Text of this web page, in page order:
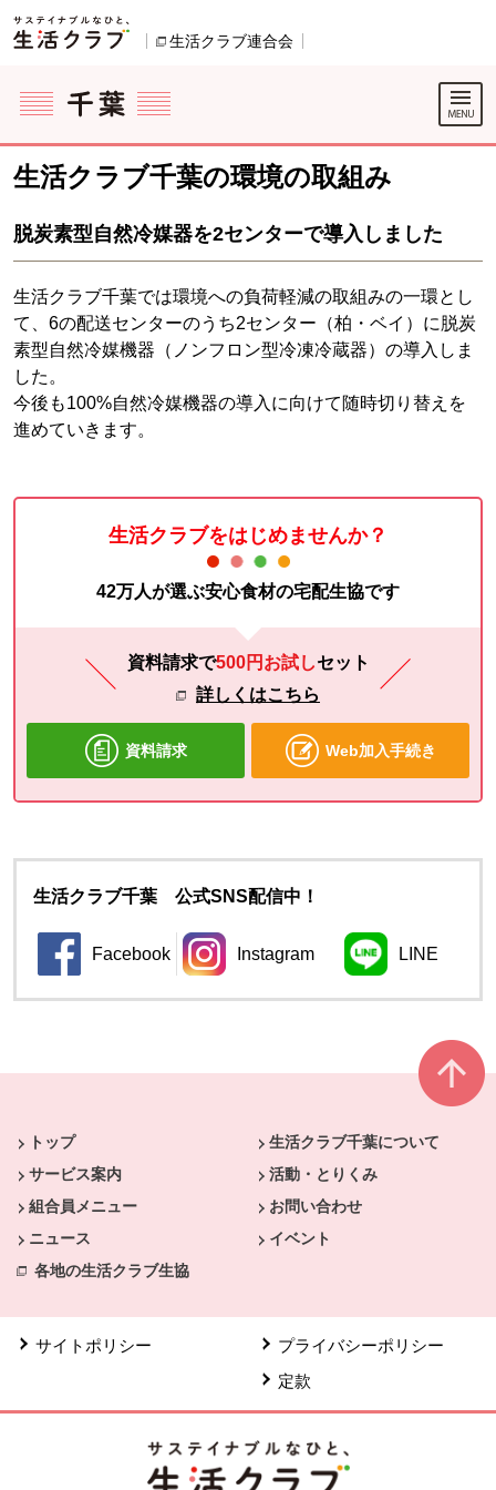
ページの先頭です。
生活クラブ連合会
ここからサイト内共通メニューです。
サイト内共通メニューをスキップする
サイト内共通メニューここまで。
生活クラブ千葉の環境の取組み
脱炭素型自然冷媒器を2センターで導入しました
生活クラブ千葉では環境への負荷軽減の取組みの一環とし
て、6の配送センターのうち2センター（柏・ベイ）に脱炭
素型自然冷媒機器（ノンフロン型冷凍冷蔵器）の導入しま
した。
今後も100%自然冷媒機器の導入に向けて随時切り替えを
進めていきます。
生活クラブをはじめませんか？
42万人が選ぶ安心食材の宅配生協です
資料請求で500円お試しセット
詳しくはこちら
資料請求 Web加入手続き
生活クラブ千葉 公式SNS配信中！
Facebook
別のウィンドウで開きます。
Instagram
別のウィンドウで開きます。
LINE
別のウィン
トップ
生活クラブ千葉について
サービス案内
活動・とりくみ
組合員メニュー
お問い合わせ
ニュース
イベント
各地の生活クラブ生協
サイトポリシー
プライバシーポリシー
定款